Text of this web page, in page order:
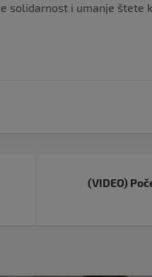
solidarnost i umanje štete
(VIDEO)